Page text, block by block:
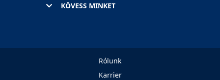
KÖVESS MINKET
Rólunk
Karrier